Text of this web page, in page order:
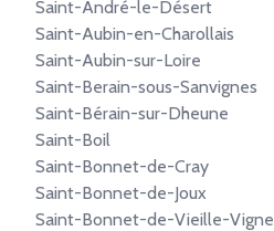
Saint-André-le-Désert
Saint-Aubin-en-Charollais
Saint-Aubin-sur-Loire
Saint-Berain-sous-Sanvignes
Saint-Bérain-sur-Dheune
Saint-Boil
Saint-Bonnet-de-Cray
Saint-Bonnet-de-Joux
Saint-Bonnet-de-Vieille-Vigne